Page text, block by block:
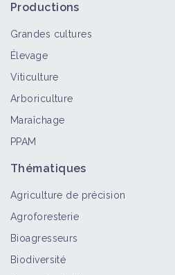
Productions
Grandes cultures
Élevage
Viticulture
Arboriculture
Maraîchage
PPAM
Thématiques
Agriculture de précision
Agroforesterie
Bioagresseurs
Biodiversité